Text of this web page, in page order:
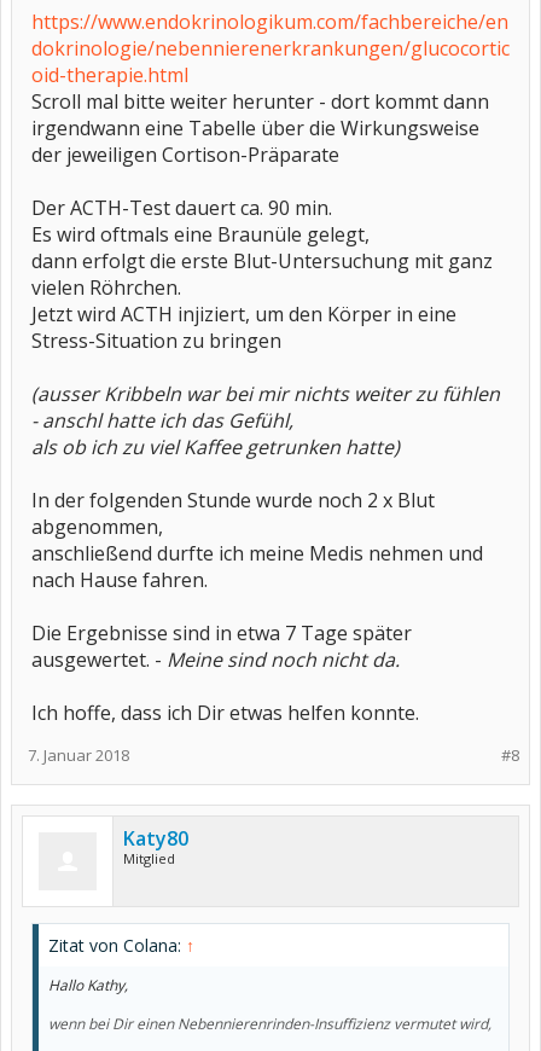
https://www.endokrinologikum.com/fachbereiche/en
dokrinologie/nebennierenerkrankungen/glucocortic
oid-therapie.html
Scroll mal bitte weiter herunter - dort kommt dann
irgendwann eine Tabelle über die Wirkungsweise
der jeweiligen Cortison-Präparate
Der ACTH-Test dauert ca. 90 min.
Es wird oftmals eine Braunüle gelegt,
dann erfolgt die erste Blut-Untersuchung mit ganz
vielen Röhrchen.
Jetzt wird ACTH injiziert, um den Körper in eine
Stress-Situation zu bringen
(ausser Kribbeln war bei mir nichts weiter zu fühlen
- anschl hatte ich das Gefühl,
als ob ich zu viel Kaffee getrunken hatte)
In der folgenden Stunde wurde noch 2 x Blut
abgenommen,
anschließend durfte ich meine Medis nehmen und
nach Hause fahren.
Die Ergebnisse sind in etwa 7 Tage später
ausgewertet. - Meine sind noch nicht da.
Ich hoffe, dass ich Dir etwas helfen konnte.
#8
7. Januar 2018
Katy80
Mitglied
Zitat von Colana: ↑
Hallo Kathy,
wenn bei Dir einen Nebennierenrinden-Insuffizienz vermutet wird,